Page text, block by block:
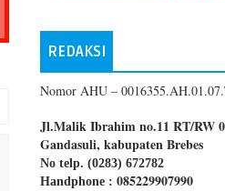
REDAKSI
Nomor AHU –
Jl.Malik Ibrahim no.11 RT/RW
Gandasuli, kabupaten Brebes
No telp. (0283) 672782
Handphone : 085229907990